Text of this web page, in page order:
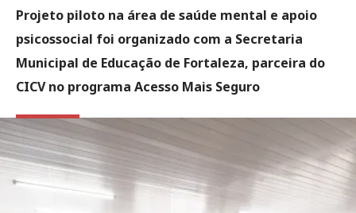
Projeto piloto na área de saúde mental e apoio
psicossocial foi organizado com a Secretaria
Municipal de Educação de Fortaleza, parceira do
CICV no programa Acesso Mais Seguro